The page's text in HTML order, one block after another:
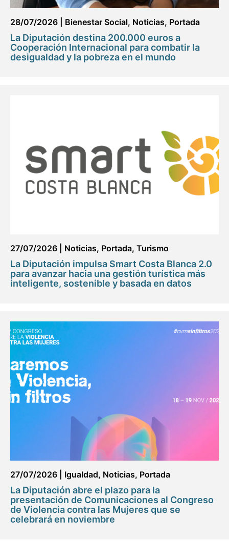
28/07/2026 Bienestar Social, Noticias, Portada
La Diputación destina 200.000 euros a
Cooperación Internacional para combatir la
desigualdad y la pobreza en el mundo
27/07/2026 Noticias, Portada, Turismo
La Diputación impulsa Smart Costa Blanca 2.0
para avanzar hacia una gestión turística más
inteligente, sostenible y basada en datos
27/07/2026 Igualdad, Noticias, Portada
La Diputación abre el plazo para la
presentación de Comunicaciones al Congreso
de Violencia contra las Mujeres que se
celebrará en noviembre